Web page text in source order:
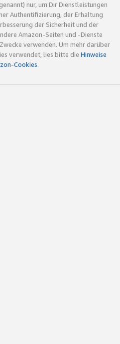
nur, um Dir Dienstleistungen
Authentifizierung, der Erhaltung
der Sicherheit und der
Amazon-Seiten und -Dienste
verwenden. Um mehr darüber
verwendet, lies bitte die Hinweise
Cookies.